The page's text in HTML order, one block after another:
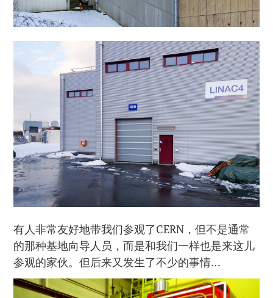
有人非常友好地带我们参观了CERN，但不是通常
的那种基地向导人员，而是和我们一样也是来这儿
参观的家伙。但后来又发生了不少的事情…